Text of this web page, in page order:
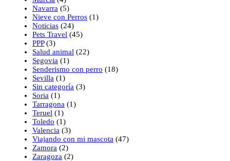
Navarra (5)
Nieve con Perros (1)
Noticias (24)
Pets Travel (45)
PPP(3)
Salud animal (22)
Segovia (1)
Senderismo con perro (18)
Sevilla (1)
Sin categoría (3)
Soria (1)
Tarragona (1)
Teruel (1)
Toledo (1)
Valencia (3)
Viajando con mi mascota (47)
Zamora (2)
Zaragoza (2)